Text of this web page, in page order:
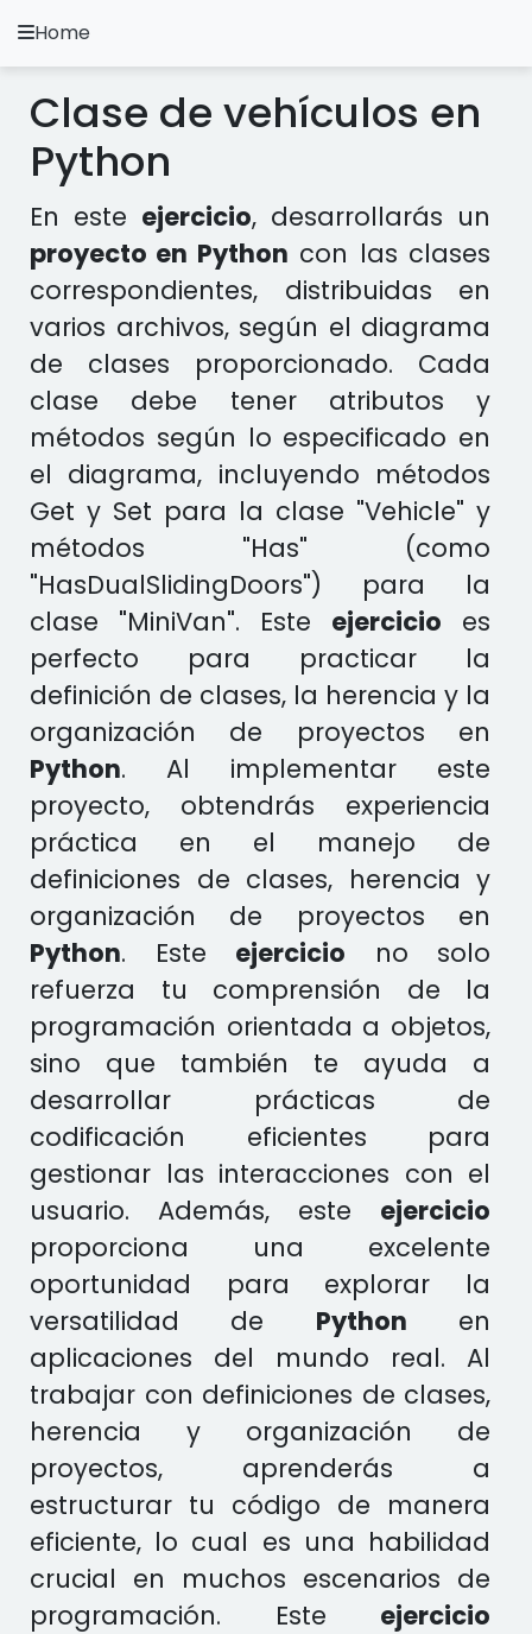
A.
Ejercicios Python
Instalación y Configuración
Metodología Python
Video Tutoriales
Ejercicios en otros Lenguajes
Home
Clase de vehículos en
Python
En este ejercicio, desarrollarás un
proyecto en Python con las clases
correspondientes, distribuidas en
varios archivos, según el diagrama
de clases proporcionado. Cada
clase debe tener atributos y
métodos según lo especificado en
el diagrama, incluyendo métodos
Get y Set para la clase "Vehicle" y
métodos "Has" (como
"HasDualSlidingDoors") para la
clase "MiniVan". Este ejercicio es
perfecto para practicar la
definición de clases, la herencia y la
organización de proyectos en
Python. Al implementar este
proyecto, obtendrás experiencia
práctica en el manejo de
definiciones de clases, herencia y
organización de proyectos en
Python. Este ejercicio no solo
refuerza tu comprensión de la
programación orientada a objetos,
sino que también te ayuda a
desarrollar prácticas de
codificación eficientes para
gestionar las interacciones con el
usuario. Además, este ejercicio
proporciona una excelente
oportunidad para explorar la
versatilidad de Python en
aplicaciones del mundo real. Al
trabajar con definiciones de clases,
herencia y organización de
proyectos, aprenderás a
estructurar tu código de manera
eficiente, lo cual es una habilidad
crucial en muchos escenarios de
programación. Este ejercicio